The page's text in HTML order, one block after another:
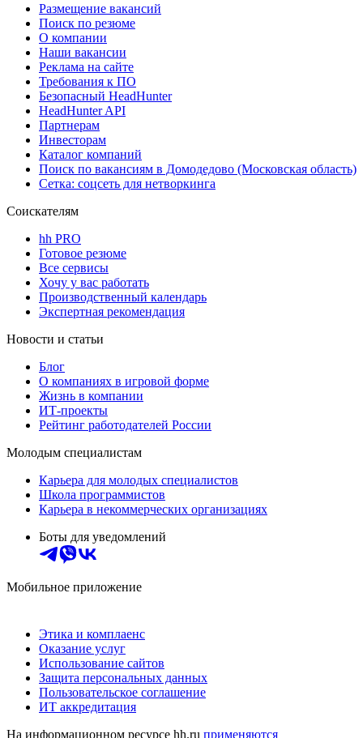
Размещение вакансий
Поиск по резюме
О компании
Наши вакансии
Реклама на сайте
Требования к ПО
Безопасный HeadHunter
HeadHunter API
Партнерам
Инвесторам
Каталог компаний
Поиск по вакансиям в Домодедово (Московская область)
Сетка: соцсеть для нетворкинга
Соискателям
hh PRO
Готовое резюме
Все сервисы
Хочу у вас работать
Производственный календарь
Экспертная рекомендация
Новости и статьи
Блог
О компаниях в игровой форме
Жизнь в компании
ИТ-проекты
Рейтинг работодателей России
Молодым специалистам
Карьера для молодых специалистов
Школа программистов
Карьера в некоммерческих организациях
Боты для уведомлений
Мобильное приложение
Этика и комплаенс
Оказание услуг
Использование сайтов
Защита персональных данных
Пользовательское соглашение
ИТ аккредитация
На информационном ресурсе hh.ru применяются